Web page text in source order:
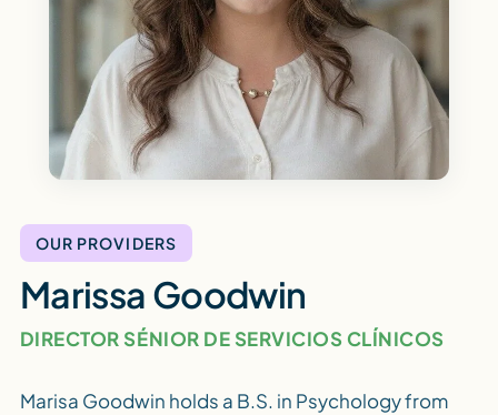
OUR PROVIDERS
Marissa Goodwin
DIRECTOR SÉNIOR DE SERVICIOS CLÍNICOS
Marisa Goodwin holds a B.S. in Psychology from